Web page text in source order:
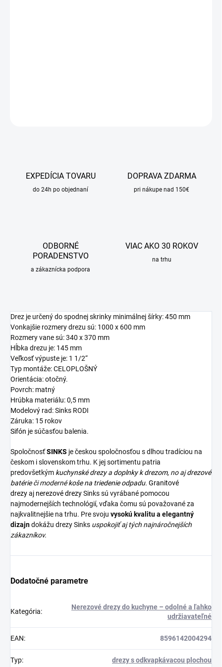
EXPEDÍCIA TOVARU
do 24h po objednaní
DOPRAVA ZDARMA
pri nákupe nad 150€
ODBORNÉ
PORADENSTVO
a zákaznícka podpora
VIAC AKO 30 ROKOV
na trhu
Drez je určený do spodnej skrinky minimálnej šírky: 450 mm
Vonkajšie rozmery drezu sú: 1000 x 600 mm
Rozmery vane sú: 340 x 370 mm
Hĺbka drezu je: 145 mm
Veľkosť výpuste je: 1 1/2“
Typ montáže: CELOPLOŠNÝ
Orientácia: otočný.
Povrch: matný
Hrúbka materiálu: 0,5 mm
Modelový rad: Sinks RODI
Záruka: 15 rokov
Sifón je súčasťou balenia.
SpoločnosťSINKS je českou spoločnosťou s dlhou tradíciou na
českom i slovenskom trhu. K jej sortimentu patria
predovšetkým kuchynské drezya doplnky k drezom, no ajdrezové
batérieči modernékoše na triedenie odpadu. Granitové
drezyaj nerezové drezySinks sú vyrábané pomocou
najmodernejších technológií, vďaka čomu sú považované za
najkvalitnejšie na trhu. Pre svoju vysokú kvalitu a elegantný
dizajndokážu drezy Sinks uspokojiť aj tých najnáročnejších
zákazníkov.
Dodatočné parametre
Kategória:
Nerezové drezy do kuchyne – odolné a ľahko
udržiavateľné
EAN: 8596142004294
Typ: drezy s odkvapkávacou plochou